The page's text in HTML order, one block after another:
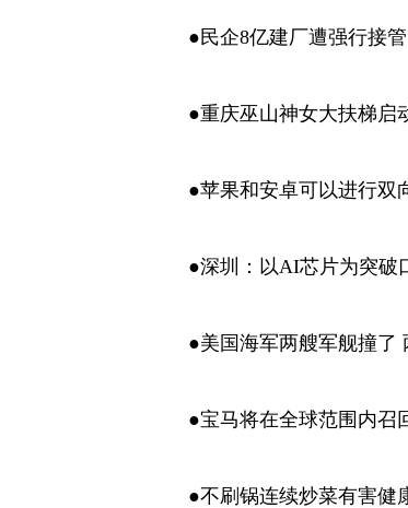
●民企8亿建厂遭强行接
●重庆巫山神女大扶梯启
●苹果和安卓可以进行双
●深圳：以AI芯片为突破
●美国海军两艘军舰撞了
●宝马将在全球范围内召
●不刷锅连续炒菜有害健